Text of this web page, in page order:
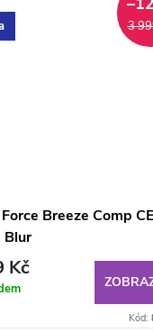
3
Breeze Comp CE
Blur
Kč
Kód: